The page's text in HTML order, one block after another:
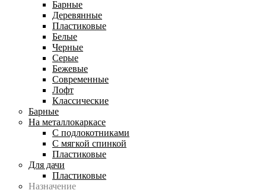
Барные
Деревянные
Пластиковые
Белые
Черные
Серые
Бежевые
Современные
Лофт
Классические
Барные
На металлокаркасе
С подлокотниками
С мягкой спинкой
Пластиковые
Для дачи
Пластиковые
Назначение